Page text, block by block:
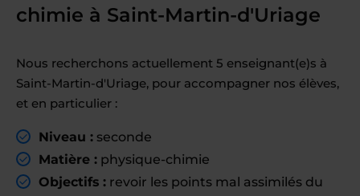
chimie à Saint-Martin-d'Uriage
Nous recherchons actuellement 5 enseignant(e)s à
Saint-Martin-d'Uriage, pour accompagner nos élèves,
et en particulier :
Niveau : seconde
Matière : physique-chimie
Objectifs : revoir les points mal assimilés du